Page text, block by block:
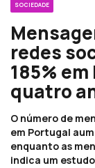
SOCIEDADE
redes
185%
quatro
O número de
em Portugal
enquanto as
indica um